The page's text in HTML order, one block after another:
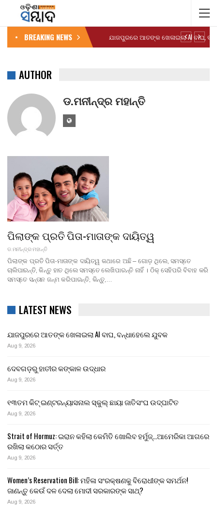
BREAKING NEWS
AUTHOR
ଡ.ମନୀନ୍ଦ୍ର ମହାନ୍ତି
ପିଲାଙ୍କ ପ୍ରତି ପିତା-ମାତାଙ୍କ ଦାୟିତ୍ୱ
ଡ.ମନୀନ୍ଦ୍ର ମହାନ୍ତି
ପିଲାଙ୍କ ପ୍ରତି ପିତା-ମାତାଙ୍କ ଦାୟିତ୍ୱ କଥାରେ ଅଛି – ଗୋଡ଼ ଥିଲେ, ସମସ୍ତେ
ଚାଲିପାରନ୍ତି, କିନ୍ତୁ ହାତ ଥିଲେ ସମସ୍ତେ ଲେଖିପାରନ୍ତି ନାହିଁ । ଠିକ୍ ସେହିପରି ବିବାହ କରି
ସମସ୍ତେ ସନ୍ତାନ ଜନ୍ମ କରିପାରନ୍ତି, କିନ୍ତୁ,…
LATEST NEWS
ଯାଜପୁରରେ ଆତଙ୍କ ଖେଳାଇଲା AI ବାଘ, ବନ୍ଧାହେଲେ ଯୁବକ
Aug 9, 2026
ଦେବଗଡ଼ରୁ ହାତୀର କଙ୍କାଳ ଉଦ୍ଧାର
Aug 9, 2026
୧୩ତମ କିଟ୍ ଇଣ୍ଟରନ୍ୟାସନାଲ ସ୍କୁଲ୍ ଛାୟା ଜାତିସଂଘ ଉଦ୍‍ଘାଟିତ
Aug 9, 2026
Strait of Hormuz: ଇରାନ କହିଲା କେମିତି ଖୋଲିବ ହର୍ମୁଜ୍…ଆମେରିକା ଆଗରେ
ରଖିଲା କଠୋର ସର୍ତ୍ତ
Aug 9, 2026
Women’s Reservation Bill: ମହିଳା ସଂରକ୍ଷଣକୁ ବିରୋଧୀଙ୍କ ସମର୍ଥନ!
ଜାଣନ୍ତୁ କେଉଁ ଦଳ ଦେଲା ମୋଦୀ ସରକାରଙ୍କ ସାଥ୍?
Aug 9, 2026